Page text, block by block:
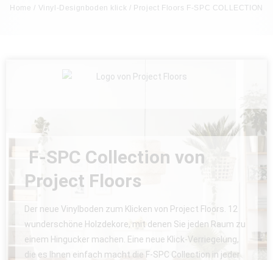
Home / Vinyl-Designboden klick / Project Floors F-SPC COLLECTION
F-SPC Collection von
Project Floors
Der neue Vinylboden zum Klicken von Project Floors. 12
wunderschöne Holzdekore, mit denen Sie jeden Raum zu
einem Hingucker machen. Eine neue Klick-Verriegelung,
die es Ihnen einfach macht die F-SPC Collection in jeder